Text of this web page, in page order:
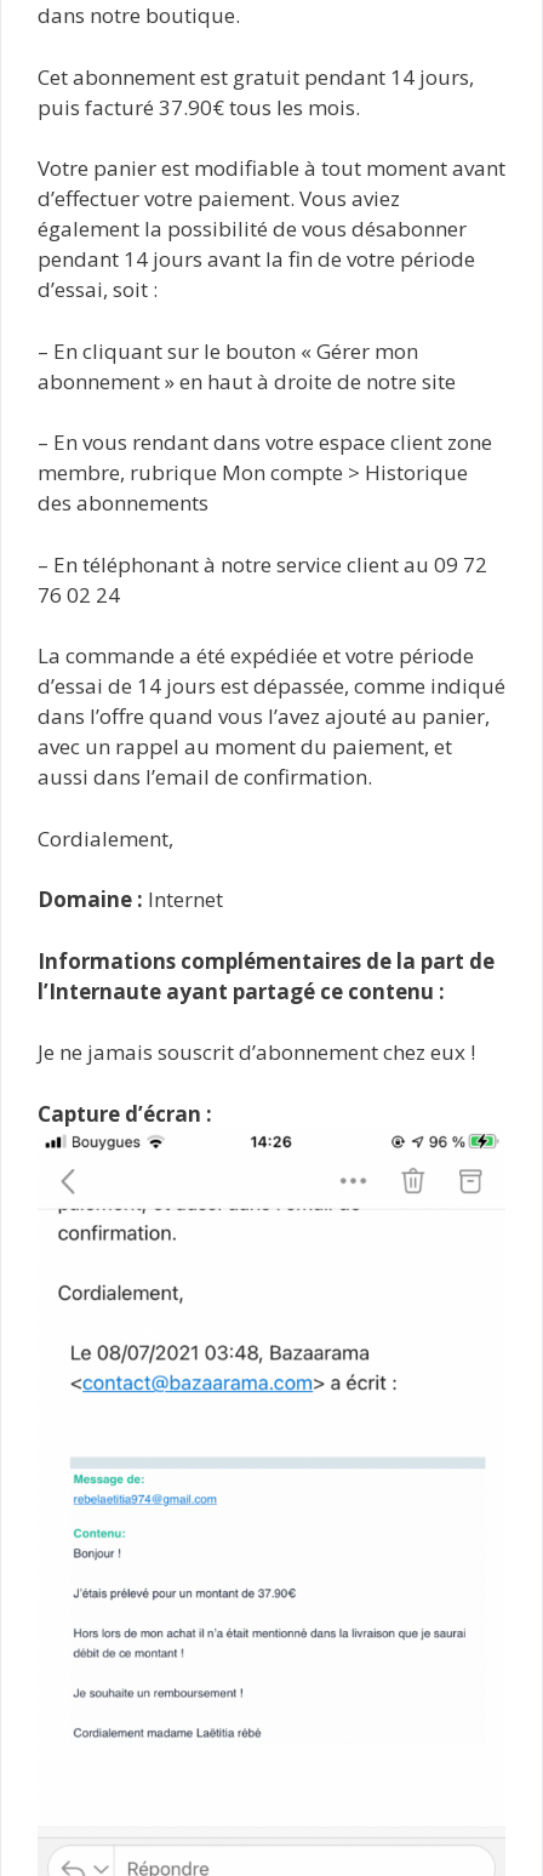
dans notre boutique.
Cet abonnement est gratuit pendant 14 jours,
puis facturé 37.90€ tous les mois.
Votre panier est modifiable à tout moment avant
d’effectuer votre paiement. Vous aviez
également la possibilité de vous désabonner
pendant 14 jours avant la fin de votre période
d’essai, soit :
– En cliquant sur le bouton « Gérer mon
abonnement » en haut à droite de notre site
– En vous rendant dans votre espace client zone
membre, rubrique Mon compte > Historique
des abonnements
– En téléphonant à notre service client au 09 72
76 02 24
La commande a été expédiée et votre période
d’essai de 14 jours est dépassée, comme indiqué
dans l’offre quand vous l’avez ajouté au panier,
avec un rappel au moment du paiement, et
aussi dans l’email de confirmation.
Cordialement,
Domaine : Internet
Informations complémentaires de la part de
l’Internaute ayant partagé ce contenu :
Je ne jamais souscrit d’abonnement chez eux !
Capture d’écran :